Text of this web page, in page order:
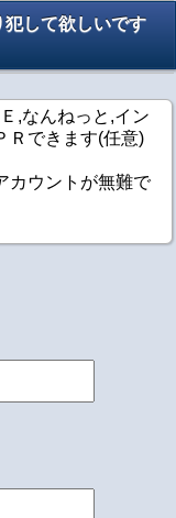
して欲しいです
,なんねっと,イン
Ｒできます(任意)
カウントが無難で